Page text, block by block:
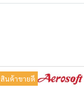
สินค้าขายดี